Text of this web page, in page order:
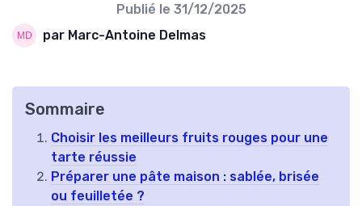
Publié le 31/12/2025
par Marc-Antoine Delmas
Sommaire
Choisir les meilleurs fruits rouges pour une
tarte réussie
Préparer une pâte maison : sablée, brisée
ou feuilletée ?